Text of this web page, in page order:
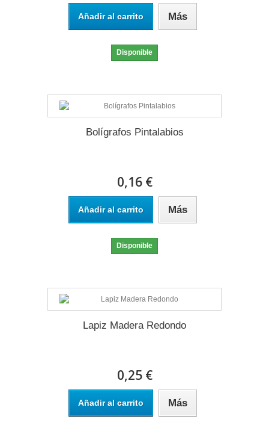
Añadir al carrito Más
Disponible
Bolígrafos Pintalabios
0,16 €
Añadir al carrito Más
Disponible
Lapiz Madera Redondo
0,25 €
Añadir al carrito Más